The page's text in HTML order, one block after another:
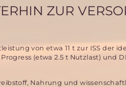
ZUR
von etwa 11 t zur ISS der
(etwa 2.5 t Nutzlast) und
Nahrung und